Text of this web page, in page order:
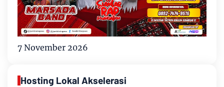
7 November 2026
Hosting Lokal Akselerasi